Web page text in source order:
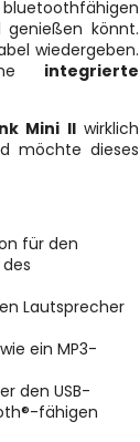
genießen könnt.
wiedergeben.
integrierte
Mini IIwirklich
möchte dieses
für den
Lautsprecher
ein MP3-
den USB-
fähigen